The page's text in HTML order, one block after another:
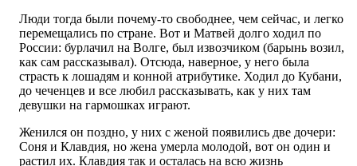
Люди тогда были почему-то свободнее, чем сейчас, и легко
перемещались по стране. Вот и Матвей долго ходил по
России: бурлачил на Волге, был извозчиком (барынь возил,
как сам рассказывал). Отсюда, наверное, у него была
страсть к лошадям и конной атрибутике. Ходил до Кубани,
до чеченцев и все любил рассказывать, как у них там
девушки на гармошках играют.
Женился он поздно, у них с женой появились две дочери:
Соня и Клавдия, но жена умерла молодой, вот он один и
растил их. Клавдия так и осталась на всю жизнь